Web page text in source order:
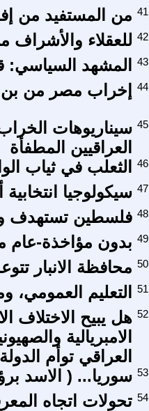
من المستفيد من 41
للعقلاء والأشراف 42
المشهد السياسي: 43
إخراب مصر من بن 44
سيناريوهات
العراقيين المطفأة
45
الثعلب في ثياب 46
سيكولوجيا انتخابية 47
فلسطين تستهدف 48
بدون مؤاخذة- 49
محافظة الانبار 50
التعليم العمومي، 51
هل يبيح الاختلاف
الامبريالية
العراقي توأم
52
سوريا... ( الاسد 53
تحولات اتجاه 54